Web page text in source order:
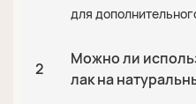
для
2
Можно ли
лак на